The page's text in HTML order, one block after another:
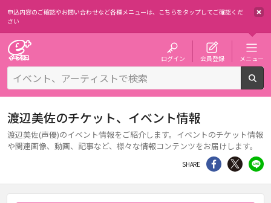
申込内容のご確認やお問い合わせなど各種メニューは、 こちらをタップしてご確認くだ
さい
ログイン 会員登録 メニュー
渡辺美佐のチケット、イベント情報
渡辺美佐(声優)のイベント情報をご紹介します。イベントのチケット情報
や関連画像、動画、記事など、様々な情報コンテンツをお届けします。
SHARE シェア Twitter